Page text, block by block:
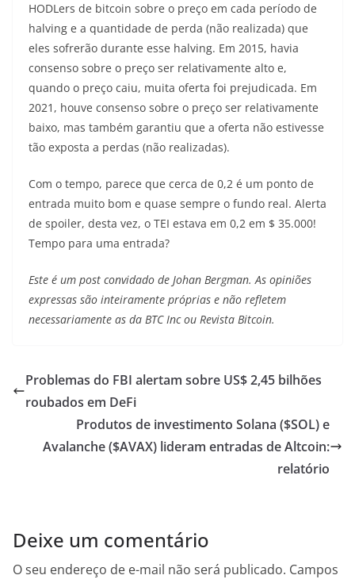
HODLers de bitcoin sobre o preço em cada período de
halving e a quantidade de perda (não realizada) que
eles sofrerão durante esse halving. Em 2015, havia
consenso sobre o preço ser relativamente alto e,
quando o preço caiu, muita oferta foi prejudicada. Em
2021, houve consenso sobre o preço ser relativamente
baixo, mas também garantiu que a oferta não estivesse
tão exposta a perdas (não realizadas).
Com o tempo, parece que cerca de 0,2 é um ponto de
entrada muito bom e quase sempre o fundo real. Alerta
de spoiler, desta vez, o TEI estava em 0,2 em $ 35.000!
Tempo para uma entrada?
Este é um post convidado de Johan Bergman. As opiniões
expressas são inteiramente próprias e não refletem
necessariamente as da BTC Inc ou Revista Bitcoin.
Problemas do FBI alertam sobre US$ 2,45 bilhões
roubados em DeFi
Produtos de investimento Solana ($SOL) e
Avalanche ($AVAX) lideram entradas de Altcoin:
relatório
Deixe um comentário
O seu endereço de e-mail não será publicado. Campos